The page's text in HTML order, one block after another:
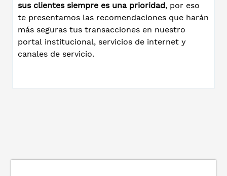
sus clientes siempre es una prioridad, por eso
te presentamos las recomendaciones que harán
más seguras tus transacciones en nuestro
portal institucional, servicios de internet y
canales de servicio.